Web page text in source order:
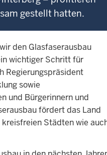
gestellt hatten.
den Glasfaserausbau
wichtiger Schritt für
Regierungspräsident
sowie
und Bürgerinnern und
fördert das Land
Städten wie